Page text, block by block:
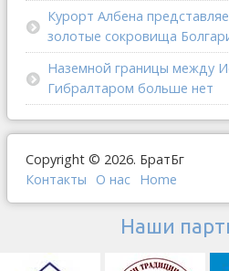
Курорт Албена
золотые сокровища
Наземной границы между
Гибралтаром больше нет
Copyright © 2026. БратБг
Контакты
О наc Home
Наши